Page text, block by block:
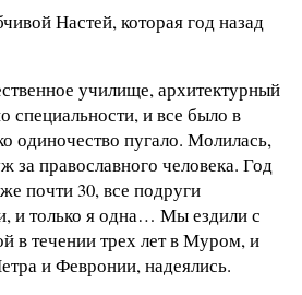
Настей, которая год назад
училище, архитектурный
специальности, и все было в
одиночество пугало. Молилась,
за православного человека. Год
почти 30, все подруги
и только я одна… Мы ездили с
в течении трех лет в Муром, и
и Февронии, надеялись.